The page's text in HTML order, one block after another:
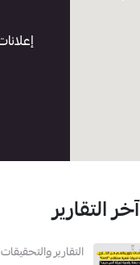
آخر التقارير
التقارير والتحقيقات